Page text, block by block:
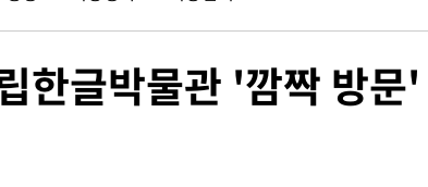
한글박물관 '깜짝 방문'